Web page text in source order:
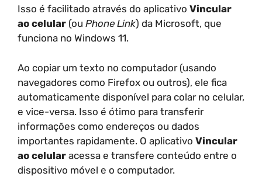
Isso é facilitado através do aplicativo Vincular
ao celular (ou Phone Link) da Microsoft, que
funciona no Windows 11.
Ao copiar um texto no computador (usando
navegadores como Firefox ou outros), ele fica
automaticamente disponível para colar no celular,
e vice-versa. Isso é ótimo para transferir
informações como endereços ou dados
importantes rapidamente. O aplicativo Vincular
ao celular acessa e transfere conteúdo entre o
dispositivo móvel e o computador.